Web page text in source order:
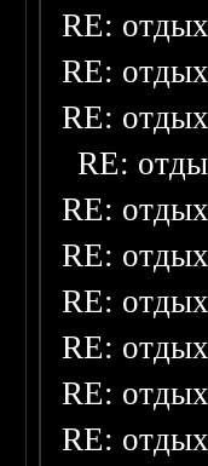
RE:
RE:
RE:
RE:
RE:
RE:
RE:
RE:
RE:
RE: